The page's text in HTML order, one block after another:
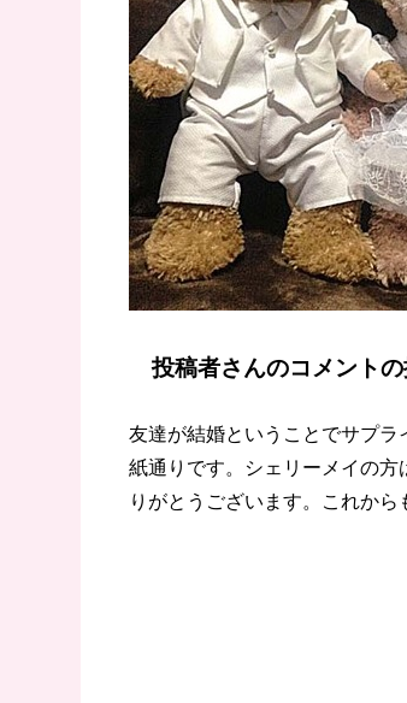
投稿者さんのコメント
友達が結婚ということでサプ
紙通りです。シェリーメイの
りがとうございます。これから